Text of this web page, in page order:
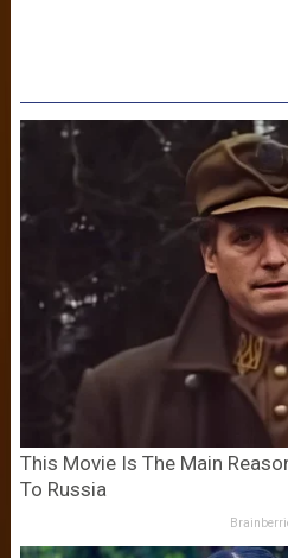
This Movie Is The Main
To Russia